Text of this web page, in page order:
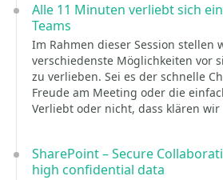
Alle 11 Minuten verliebt sich
Teams
Im Rahmen dieser Session stellen
verschiedenste Möglichkeiten vor
zu verlieben. Sei es der schnelle
Freude am Meeting oder die
Verliebt oder nicht, dass klären wir
SharePoint – Secure
high confidential data